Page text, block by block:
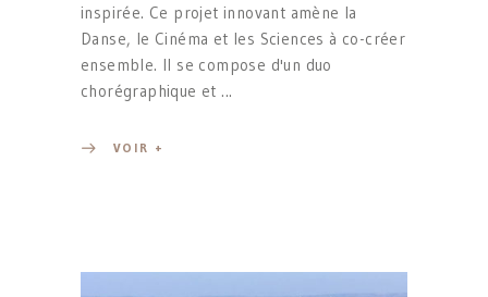
inspirée. Ce projet innovant amène la
Danse, le Cinéma et les Sciences à co-créer
ensemble. Il se compose d'un duo
chorégraphique et
VOIR +